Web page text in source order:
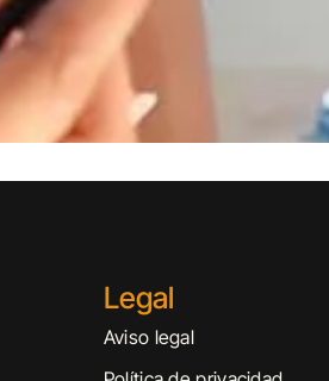
Legal
Aviso legal